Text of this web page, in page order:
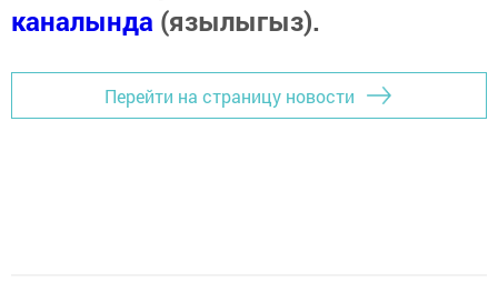
каналында (язылыгыз).
Перейти на страницу новости